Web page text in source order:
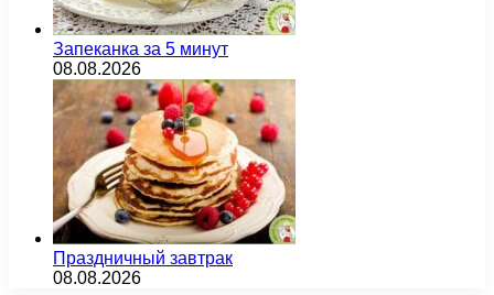
Запеканка за 5 минут
08.08.2026
Праздничный завтрак
08.08.2026